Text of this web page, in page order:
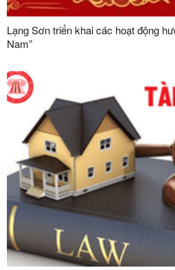
Lạng Sơn triển khai các hoạt động
Nam”